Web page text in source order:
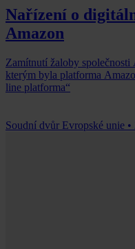
Nařízení o
Amazon
Zamítnutí žaloby
kterým byla platforma
line platforma“
Soudní dvůr Evropské unie •